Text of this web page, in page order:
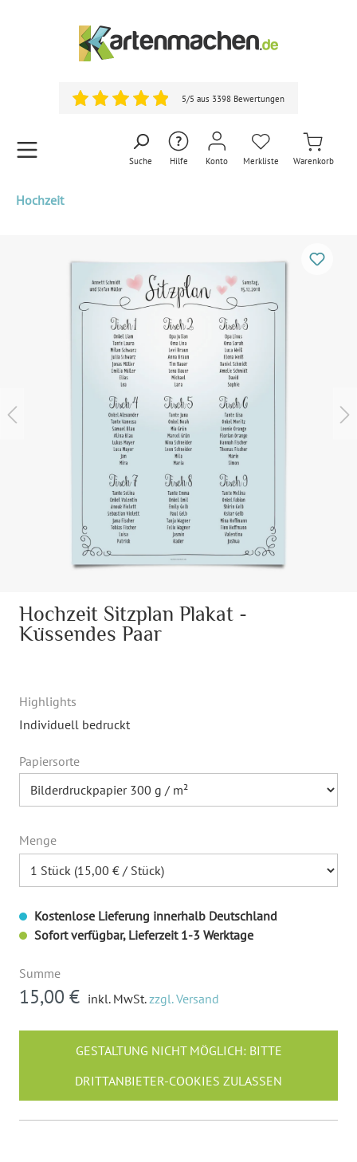
5/5 aus 3398 Bewertungen
Suche Hilfe Konto Merkliste Warenkorb
Hochzeit
Hochzeit Sitzplan Plakat -
Küssendes Paar
Highlights
Individuell bedruckt
Papiersorte
Menge
Kostenlose Lieferung innerhalb Deutschland
Sofort verfügbar, Lieferzeit 1-3 Werktage
Summe
15,00 € inkl. MwSt.zzgl. Versand
GESTALTUNG NICHT MÖGLICH: BITTE
DRITTANBIETER-COOKIES ZULASSEN